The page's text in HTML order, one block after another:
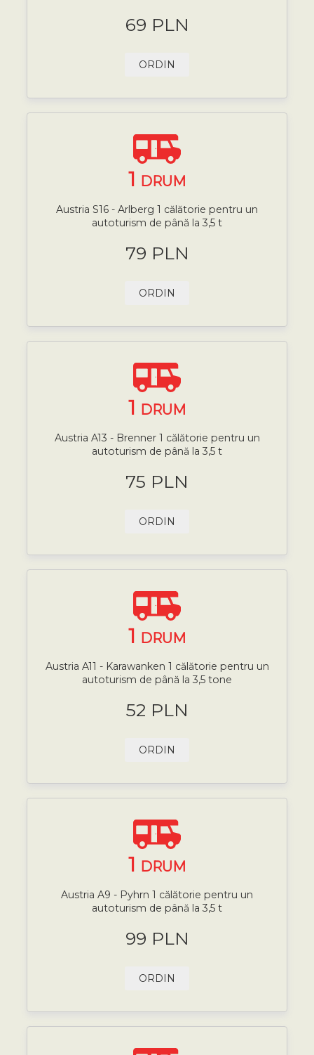
69 PLN
ORDIN
1 DRUM
Austria S16 - Arlberg 1 călătorie pentru un
autoturism de până la 3,5 t
79 PLN
ORDIN
1 DRUM
Austria A13 - Brenner 1 călătorie pentru un
autoturism de până la 3,5 t
75 PLN
ORDIN
1 DRUM
Austria A11 - Karawanken 1 călătorie pentru un
autoturism de până la 3,5 tone
52 PLN
ORDIN
1 DRUM
Austria A9 - Pyhrn 1 călătorie pentru un
autoturism de până la 3,5 t
99 PLN
ORDIN